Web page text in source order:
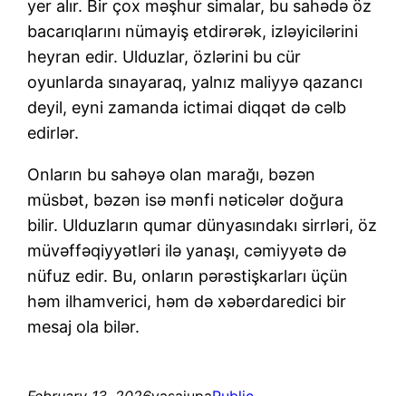
yer alır. Bir çox məşhur simalar, bu sahədə öz
bacarıqlarını nümayiş etdirərək, izləyicilərini
heyran edir. Ulduzlar, özlərini bu cür
oyunlarda sınayaraq, yalnız maliyyə qazancı
deyil, eyni zamanda ictimai diqqət də cəlb
edirlər.
Onların bu sahəyə olan marağı, bəzən
müsbət, bəzən isə mənfi nəticələr doğura
bilir. Ulduzların qumar dünyasındakı sirrləri, öz
müvəffəqiyyətləri ilə yanaşı, cəmiyyətə də
nüfuz edir. Bu, onların pərəstişkarları üçün
həm ilhamverici, həm də xəbərdaredici bir
mesaj ola bilər.